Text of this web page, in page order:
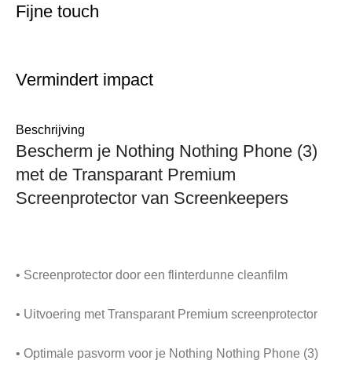
Fijne touch
Vermindert impact
Beschrijving
Bescherm je Nothing Nothing Phone (3)
met de Transparant Premium
Screenprotector van Screenkeepers
• Screenprotector door een flinterdunne cleanfilm
• Uitvoering met Transparant Premium screenprotector
• Optimale pasvorm voor je Nothing Nothing Phone (3)